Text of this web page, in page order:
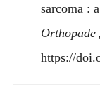
sarcoma :
Orthopade ,
https://